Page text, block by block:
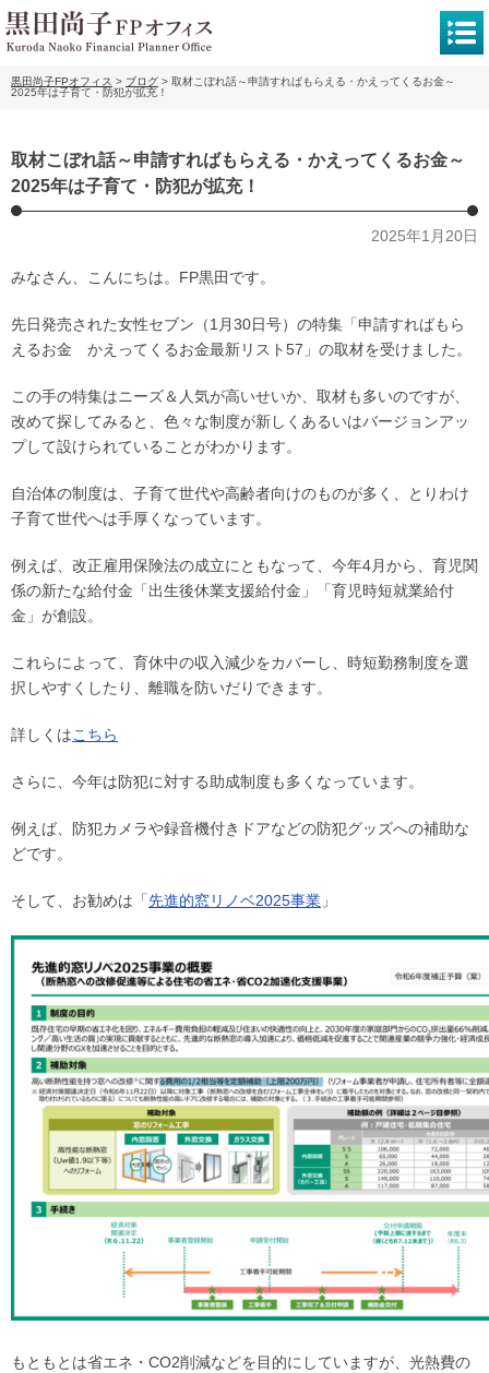
黒田尚子FPオフィス > ブログ > 取材こぼれ話～申請すればもらえる・かえってくるお金～
2025年は子育て・防犯が拡充！
取材こぼれ話～申請すればもらえる・かえってくるお金～
2025年は子育て・防犯が拡充！
2025年1月20日
みなさん、こんにちは。FP黒田です。
先日発売された女性セブン（1月30日号）の特集「申請すればもら
えるお金 かえってくるお金最新リスト57」の取材を受けました。
この手の特集はニーズ＆人気が高いせいか、取材も多いのですが、
改めて探してみると、色々な制度が新しくあるいはバージョンアッ
プして設けられていることがわかります。
自治体の制度は、子育て世代や高齢者向けのものが多く、とりわけ
子育て世代へは手厚くなっています。
例えば、改正雇用保険法の成立にともなって、今年4月から、育児関
係の新たな給付金「出生後休業支援給付金」「育児時短就業給付
金」が創設。
これらによって、育休中の収入減少をカバーし、時短勤務制度を選
択しやすくしたり、離職を防いだりできます。
詳しくはこちら
さらに、今年は防犯に対する助成制度も多くなっています。
例えば、防犯カメラや録音機付きドアなどの防犯グッズへの補助な
どです。
そして、お勧めは「先進的窓リノベ2025事業 」
もともとは省エネ・CO2削減などを目的にしていますが、光熱費の